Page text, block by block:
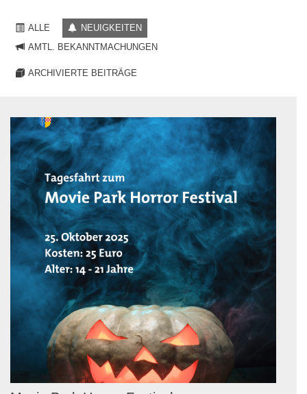
ALLE
NEUIGKEITEN
AMTL. BEKANNTMACHUNGEN
ARCHIVIERTE BEITRÄGE